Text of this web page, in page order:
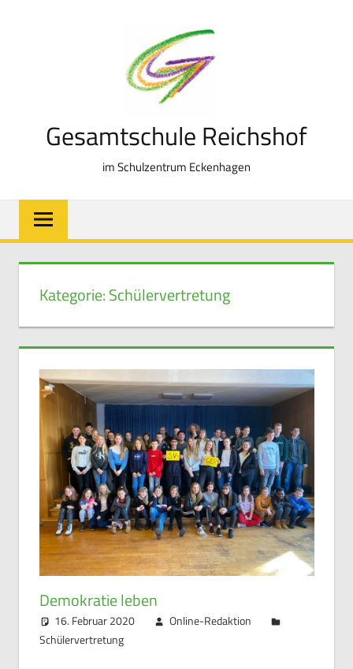
Gesamtschule Reichshof
im Schulzentrum Eckenhagen
Kategorie:Schülervertretung
Demokratie leben
16. Februar 2020
Online-Redaktion
Schülervertretung